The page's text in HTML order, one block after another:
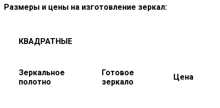
Размеры и цены на изготовление зеркал:
КВАДРАТНЫЕ
Зеркальное
полотно
Готовое
зеркало
Цена